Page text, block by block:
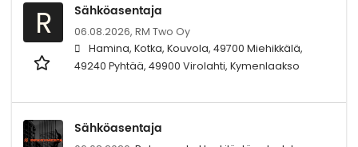
R Sähköasentaja
06.08.2026, RM Two Oy
Hamina, Kotka, Kouvola, 49700 Miehikkälä,
49240 Pyhtää, 49900 Virolahti, Kymenlaakso
Sähköasentaja